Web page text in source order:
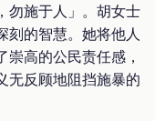
勿施于人」。胡女士
刻的智慧。她将他人
高的公民责任感，
无反顾地阻挡施暴的